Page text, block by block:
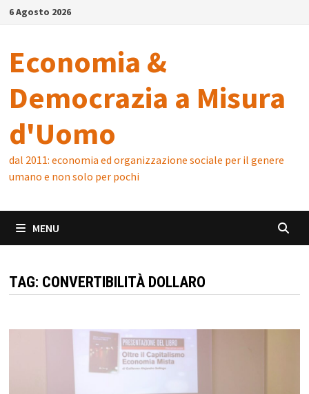
Skip6 Agosto 2026
Economia &
Democrazia a Misura
d'Uomo
dal 2011: economia ed organizzazione sociale per il genere
umano e non solo per pochi
MENU
TAG: CONVERTIBILITÀ DOLLARO